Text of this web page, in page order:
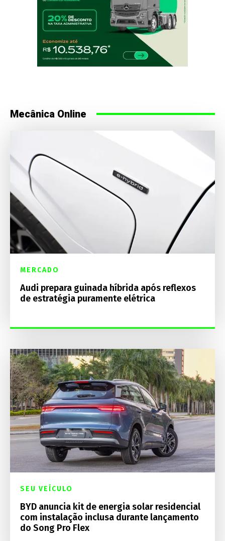
Mecânica Online
MERCADO
Audi prepara guinada híbrida após reflexos
de estratégia puramente elétrica
SEU VEÍCULO
BYD anuncia kit de energia solar residencial
com instalação inclusa durante lançamento
do Song Pro Flex